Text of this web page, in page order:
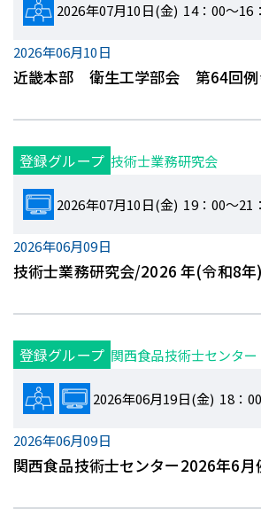
2026年07月10日(金) 14：00～16
2026年06月10日
近畿本部 衛生工学部会 第64回例
登録グループ 技術士業務研究会
2026年07月10日(金) 19：00～21
2026年06月09日
技術士業務研究会/2026 年(令和8
登録グループ 関西食品技術士センター
2026年06月19日(金) 18：
2026年06月09日
関西食品技術士センター2026年6月